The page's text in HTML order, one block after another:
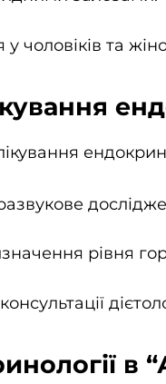
чоловіків та
рівня
в